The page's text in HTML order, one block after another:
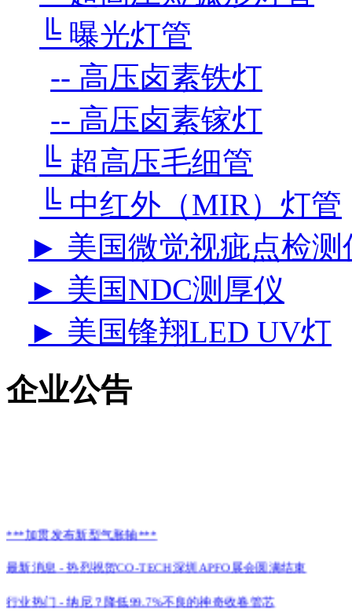
╚ 曝光灯管
-- 高压卤素铁灯
-- 高压卤素镓灯
╚ 超高压毛细管
╚ 中红外（MIR）灯管
► 美国微觉视疵点检测
► 美国NDC测厚仪
► 美国锋翔LED UV灯
企业公告
最新消息 - 热烈祝贺CO-TECH深圳APFO展会圆满结束